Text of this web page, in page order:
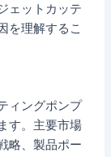
ェットカッテ
を理解するこ
ィングポンプ
す。主要市場
略、製品ポー